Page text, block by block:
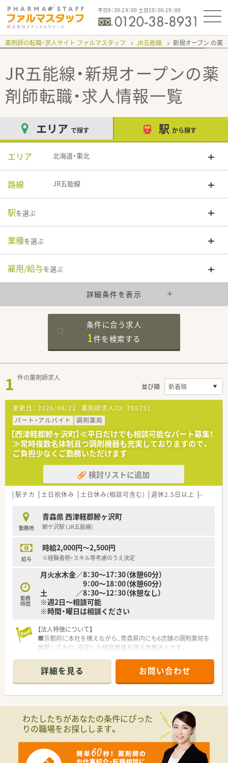
平日9：30-19：00 土日10：00-19：00
薬剤師の転職・求人サイト ファルマスタッフ JR五能線 新規オープン
JR五能線・新規オープンの薬
剤師転職・求人情報一覧
エリア で探す 駅 から探す
エリア 北海道・東北
路線 JR五能線
駅を選ぶ
業種を選ぶ
雇用/給与を選ぶ
詳細条件を表示
条件に合う求人
1件を検索する
1 件の薬剤師求人
並び順
更新日： 2026/06/22 薬剤師求人ID： 708751
パート・アルバイト
調剤薬局
【西津軽郡鰺ヶ沢町】≪平日だけでも相談可能なパート募集！
≫常時複数名体制且つ調剤機器も充実しておりますので、
ご負担少なくご勤務いただけます
検討リストに追加
駅チカ 土日祝休み 土日休み(相談可含む) 週休2.5日以上 週32h以
勤務地
青森県 西津軽郡鰺ヶ沢町
鰺ケ沢駅 (JR五能線)
給与
時給2,000円～2,500円
※経験者例・スキル等考慮のうえ決定
勤務
時間
月火水木金／8：30～17：30（休憩60分）
9：00～18：00（休憩60分）
土 ／8：30～12：30（休憩なし）
※週2日～相談可能
※時間・曜日は相談ください
【法人特徴について】
■京都府に本社を構えながら、青森県内にも6店舗の調剤薬局を
展開しており、安定した経営基盤を誇る医療法人です。
い柔軟な対応と、患者様一人ひとりに寄り添う姿勢が特徴です。
■薬剤師の教育や福利厚生の充実に力を入れており、職員が長く
安心して働き続けられる環境づくりを常に追求しています。
■JR五能線の鰺ケ沢駅から徒歩13分ほどの場所に位置してお
り、お車での通勤も可能な利便性の高い環境が整っています。
■近隣の総合病院から内科や外科を含む多科目の処方箋を応需
しており、幅広い知識を習得することが可能です。
■薬剤師複数名体制で業務を分担しており、事務スタッフとの連
携も円滑で、一人ひとりの負担が少ない体制を構築しています。
詳細を見る お問い合わせ
わたしたちがあなたの条件にぴった
りの職場をお探しします。